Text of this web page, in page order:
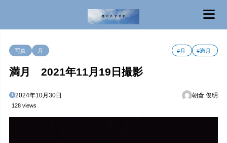
写真 月 #月 #満月
満月 2021年11月19日撮影
2024年10月30日 朝倉 俊明
128 views